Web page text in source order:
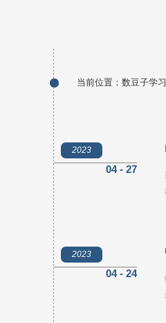
当前位置： 数豆子学
2023
04 - 27
2023
04 - 24